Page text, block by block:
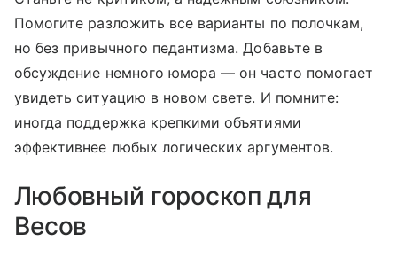
Помогите разложить все варианты по полочкам,
но без привычного педантизма. Добавьте в
обсуждение немного юмора — он часто помогает
увидеть ситуацию в новом свете. И помните:
иногда поддержка крепкими объятиями
эффективнее любых логических аргументов.
Любовный гороскоп для
Весов